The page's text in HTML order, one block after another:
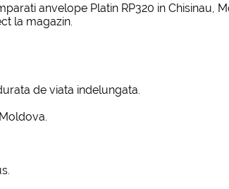
anvelope Platin RP320 in Chisinau,
la magazin.
de viata indelungata.